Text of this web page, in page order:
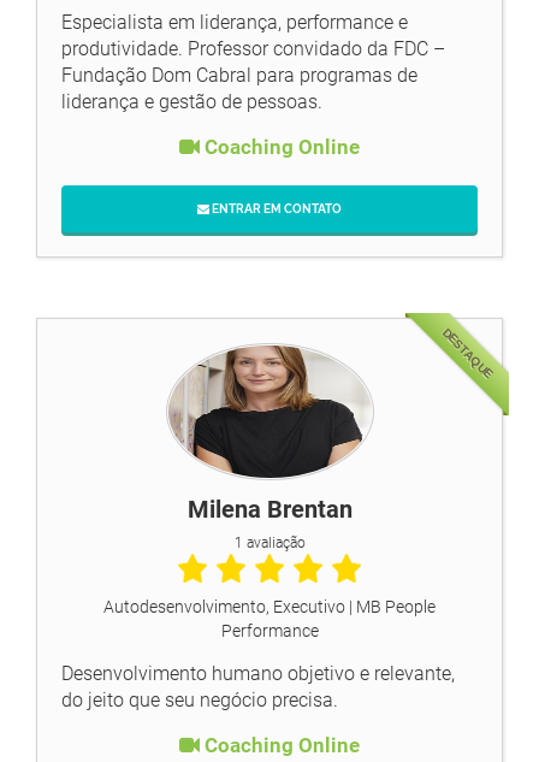
Especialista em liderança, performance e
produtividade. Professor convidado da FDC –
Fundação Dom Cabral para programas de
liderança e gestão de pessoas.
Coaching Online
ENTRAR EM CONTATO
DESTAQUE
Milena Brentan
1 avaliação
Autodesenvolvimento, Executivo | MB People
Performance
Desenvolvimento humano objetivo e relevante,
do jeito que seu negócio precisa.
Coaching Online